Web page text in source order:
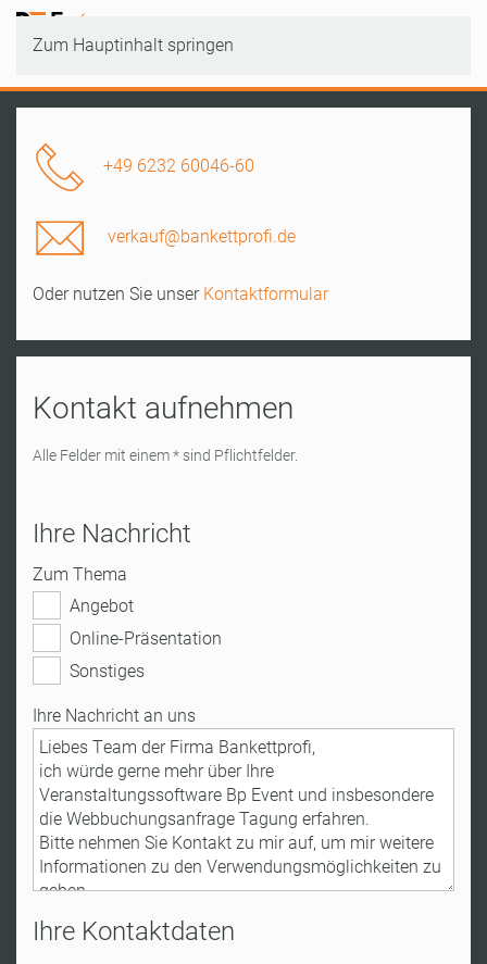
Zum Hauptinhalt springen
+49 6232 60046-60
verkauf@bankettprofi.de
Oder nutzen Sie unser Kontaktformular
Kontakt aufnehmen
Alle Felder mit einem * sind Pflichtfelder.